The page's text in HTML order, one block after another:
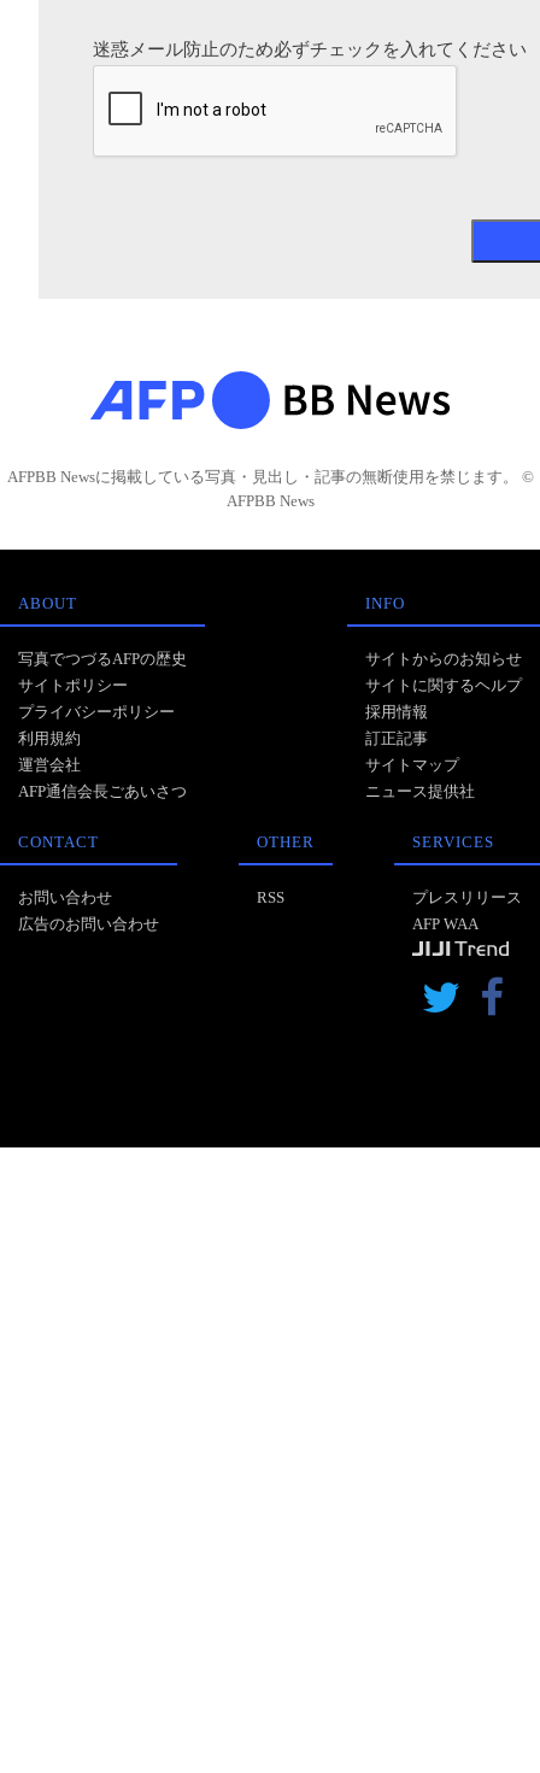
迷惑メール防止のため必ずチェックを入れてください
AFPBB Newsに掲載している写真・見出し・記事の無断使用を禁じます。 ©
AFPBB News
ABOUT
写真でつづるAFPの歴史
サイトポリシー
プライバシーポリシー
利用規約
運営会社
AFP通信会長ごあいさつ
INFO
サイトからのお知らせ
サイトに関するヘルプ
採用情報
訂正記事
サイトマップ
ニュース提供社
CONTACT
お問い合わせ
広告のお問い合わせ
OTHER
RSS
SERVICES
プレスリリース
AFP WAA